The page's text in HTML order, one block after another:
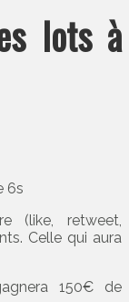
lots à
6s
(like, retweet,
Celle qui aura
150€ de